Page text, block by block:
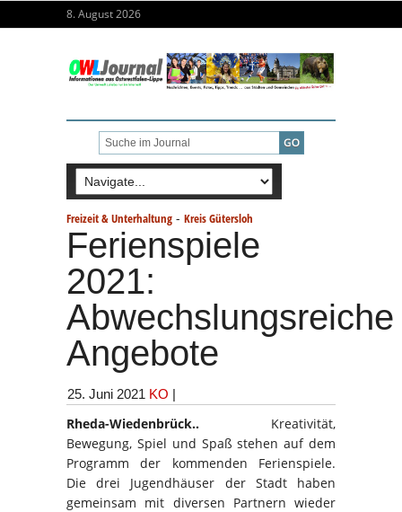
8. August 2026
Freizeit & Unterhaltung - Kreis Gütersloh
Ferienspiele
2021:
Abwechslungsreiche
Angebote
25. Juni 2021 KO |
Rheda-Wiedenbrück.. Kreativität,
Bewegung, Spiel und Spaß stehen auf dem
Programm der kommenden Ferienspiele.
Die drei Jugendhäuser der Stadt haben
gemeinsam mit diversen Partnern wieder